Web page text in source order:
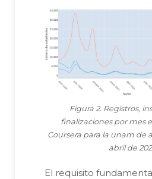
Figura 2. Registros,
finalizaciones por mes
Coursera para la unam de
abril de
El requisito